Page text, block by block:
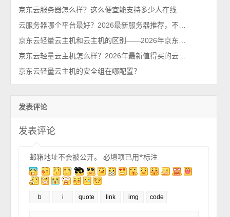
京东云服务器怎么样？这么便宜能支持多少人在线？2026最新性能测评
云服务器哪个平台最好？2026最新服务器推荐，不买亏系列！
京东云轻量云主机和云主机的区别——2026年京东云官网发布
京东云轻量云主机怎么样？2026年最新值得买的云服务器排行榜
京东云轻量云主机的安全组在哪配置？
发表评论
发表评论
邮箱地址不会被公开。 必填项已用*标注